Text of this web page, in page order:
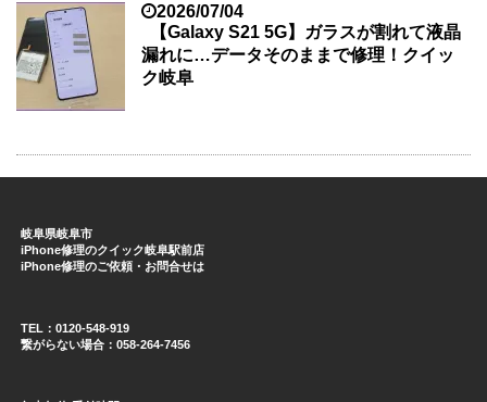
2026/07/04
【Galaxy S21 5G】ガラスが割れて液晶
漏れに…データそのままで修理！クイッ
ク岐阜
岐阜県岐阜市
iPhone修理のクイック岐阜駅前店
iPhone修理のご依頼・お問合せは
TEL：0120-548-919
繋がらない場合：058-264-7456